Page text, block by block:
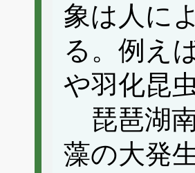
象は人に
る。例え
や羽化昆
琵琶湖
藻の大発